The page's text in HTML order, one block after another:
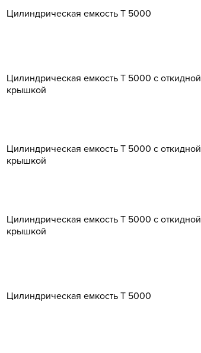
Цилиндрическая емкость T 5000
Цилиндрическая емкость T 5000 с откидной
крышкой
Цилиндрическая емкость T 5000 с откидной
крышкой
Цилиндрическая емкость T 5000 с откидной
крышкой
Цилиндрическая емкость T 5000